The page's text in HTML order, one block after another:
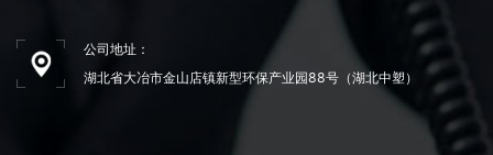
公司地址：
湖北省大冶市金山店镇新型环保产业园88号（湖北中塑）